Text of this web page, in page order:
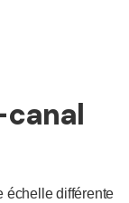
échelle différente